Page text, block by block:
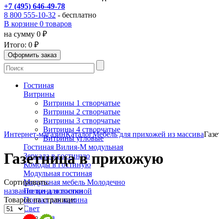
+7 (495) 646-49-78
8 800 555-10-32 - бесплатно
В корзине 0 товаров
на сумму 0 ₽
Итого: 0 ₽
Гостиная
Витрины
Витрины 1 створчатые
Витрины 2 створчатые
Витрины 3 створчатые
Витрины 4 створчатые
Витрины угловые
Гостиная Вилия-М модульная
Зеркала в гостиную
Комоды в гостиную
Модульная гостиная
Модульная мебель Молодечно
Полки для гостиной
Портал для камина
Свет
Интернет-магазинКаталогМебель для прихожей из массива
Газетница в прихожую
Сортировать:
название цена новинки
Товаров на странице: